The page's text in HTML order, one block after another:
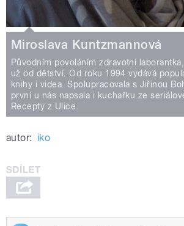
Miroslava Kuntzmannová
Původním povoláním zdravotní
už od dětství. Od roku 1994 vydává
knihy i videa. Spolupracovala s Jiřinou
první u nás napsala i kuchařku ze
Recepty z Ulice.
autor: iko